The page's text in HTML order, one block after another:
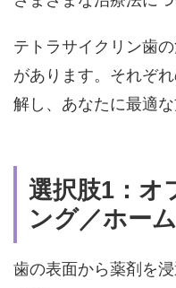
テトラサイクリン歯
があります。それぞ
解し、あなたに最適
選択肢1：オ
ング／ホー
歯の表面から薬剤を